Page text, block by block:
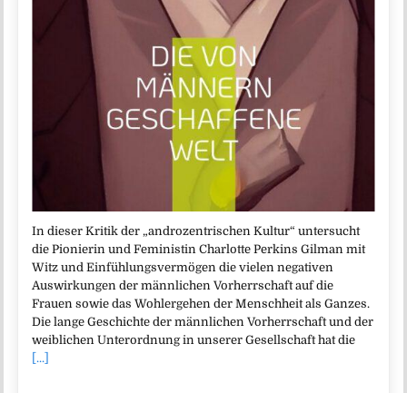
In dieser Kritik der „androzentrischen Kultur“ untersucht
die Pionierin und Feministin Charlotte Perkins Gilman mit
Witz und Einfühlungsvermögen die vielen negativen
Auswirkungen der männlichen Vorherrschaft auf die
Frauen sowie das Wohlergehen der Menschheit als Ganzes.
Die lange Geschichte der männlichen Vorherrschaft und der
weiblichen Unterordnung in unserer Gesellschaft hat die
[...]